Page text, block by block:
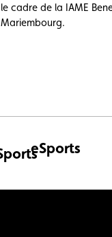
le cadre de la IAME
Mariembourg.
eSports